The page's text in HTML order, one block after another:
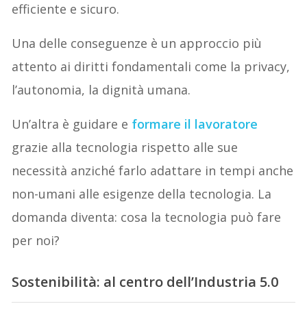
efficiente e sicuro.
Una delle conseguenze è un approccio più
attento ai diritti fondamentali come la privacy,
l’autonomia, la dignità umana.
Un’altra è guidare e formare il lavoratore
grazie alla tecnologia rispetto alle sue
necessità anziché farlo adattare in tempi anche
non-umani alle esigenze della tecnologia. La
domanda diventa: cosa la tecnologia può fare
per noi?
Sostenibilità: al centro dell’Industria 5.0